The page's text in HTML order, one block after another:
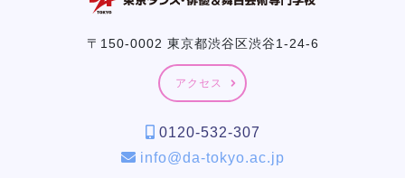
〒150-0002 東京都渋谷区渋谷1-24-6
アクセス
0120-532-307
info@da-tokyo.ac.jp